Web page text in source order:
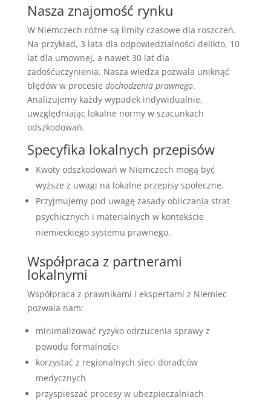
Nasza znajomość rynku
W Niemczech różne są limity czasowe dla roszczeń.
Na przykład, 3 lata dla odpowiedzialności delikto, 10
lat dla umownej, a nawet 30 lat dla
zadośćuczynienia. Nasza wiedza pozwala uniknąć
błędów w procesie dochodzenia prawnego.
Analizujemy każdy wypadek indywidualnie,
uwzględniając lokalne normy w szacunkach
odszkodowań.
Specyfika lokalnych przepisów
Kwoty odszkodowań w Niemczech mogą być
wyższe z uwagi na lokalne przepisy społeczne.
Przyjmujemy pod uwagę zasady obliczania strat
psychicznych i materialnych w kontekście
niemieckiego systemu prawnego.
Współpraca z partnerami
lokalnymi
Współpraca z prawnikami i ekspertami z Niemiec
pozwala nam:
minimalizować ryzyko odrzucenia sprawy z
powodu formalności
korzystać z regionalnych sieci doradców
medycznych
przyspieszać procesy w ubezpieczalniach